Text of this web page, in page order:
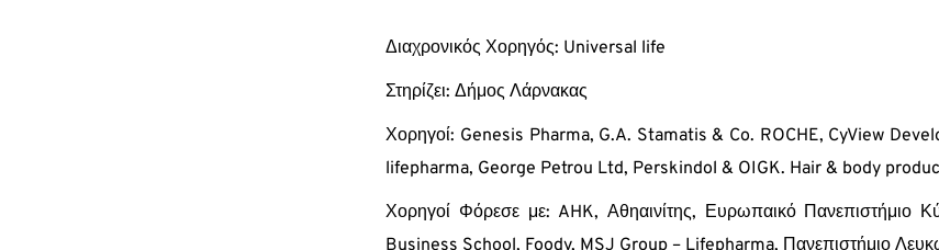
Διαχρονικός Χορηγός: Universal life
Στηρίζει: Δήμος Λάρνακας
Χορηγοί: Genesis Pharma, G.A. Stamatis & Co. ROCHE, CyView
lifepharma, George Petrou Ltd, Perskindol & OIGK. Hair & body
Χορηγοί Φόρεσε με: AHK, Αθηαινίτης, Ευρωπαικό